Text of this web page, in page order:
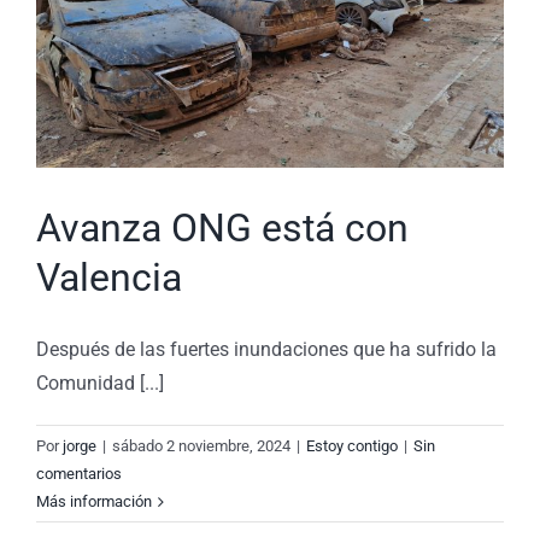
Avanza ONG está con
Valencia
Después de las fuertes inundaciones que ha sufrido la
Comunidad [...]
Por jorge | sábado 2 noviembre, 2024 | Estoy contigo | Sin
comentarios
Más información